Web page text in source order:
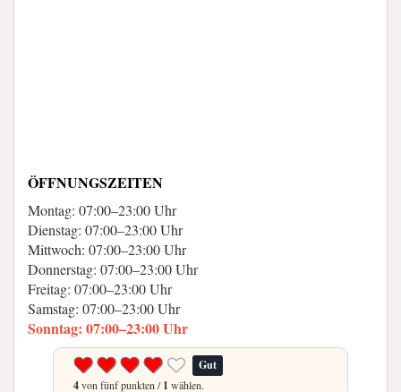
ÖFFNUNGSZEITEN
Montag: 07:00–23:00 Uhr
Dienstag: 07:00–23:00 Uhr
Mittwoch: 07:00–23:00 Uhr
Donnerstag: 07:00–23:00 Uhr
Freitag: 07:00–23:00 Uhr
Samstag: 07:00–23:00 Uhr
Sonntag: 07:00–23:00 Uhr
Gut
4von fünf punkten /1 wählen.